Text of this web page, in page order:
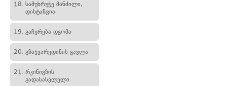
18. სამუხრუჭე მანძილი,
დისტანცია
19. გაჩერება დგომა
20. გზაჯვარედინის გავლა
21. რკინიგზის
გადასასვლელი